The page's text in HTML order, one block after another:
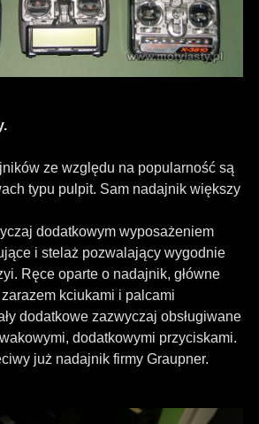
ze względu na popularność są
typu pulpit. Sam nadajnik większy
dodatkowym wyposażeniem
i stelaż pozwalający wygodnie
Ręce oparte o nadajnik, główne
kciukami i palcami
dodatkowe zazwyczaj obsługiwane
dodatkowymi przyciskami.
już nadajnik firmy Graupner.